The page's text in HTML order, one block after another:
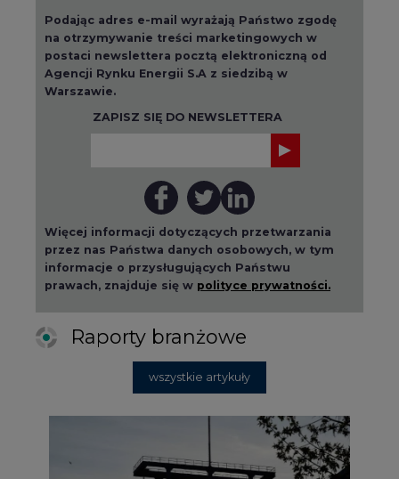
Podając adres e-mail wyrażają Państwo zgodę
na otrzymywanie treści marketingowych w
postaci newslettera pocztą elektroniczną od
Agencji Rynku Energii S.A z siedzibą w
Warszawie.
ZAPISZ SIĘ DO NEWSLETTERA
Więcej informacji dotyczących przetwarzania
przez nas Państwa danych osobowych, w tym
informacje o przysługujących Państwu
prawach, znajduje się w polityce prywatności.
Raporty branżowe
wszystkie artykuły